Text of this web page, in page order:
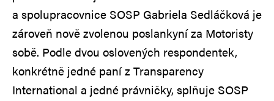
a spolupracovnice SOSP Gabriela Sedláčková je
zároveň nově zvolenou poslankyní za Motoristy
sobě. Podle dvou oslovených respondentek,
konkrétně jedné paní z Transparency
International a jedné právničky, splňuje SOSP